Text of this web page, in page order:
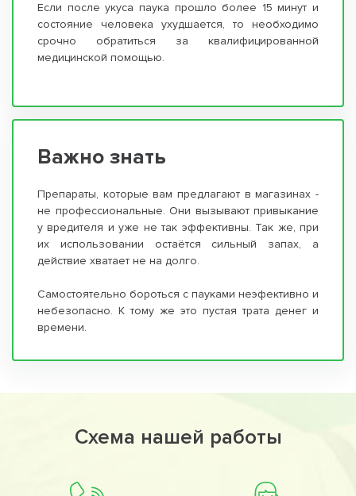
Если после укуса паука прошло более 15 минут и
состояние человека ухудшается, то необходимо
срочно обратиться за квалифицированной
медицинской помощью.
Важно знать
Препараты, которые вам предлагают в магазинах -
не профессиональные. Они вызывают привыкание
у вредителя и уже не так эффективны. Так же, при
их использовании остаётся сильный запах, а
действие хватает не на долго.
Самостоятельно бороться с пауками неэфективно и
небезопасно. К тому же это пустая трата денег и
времени.
Схема нашей работы